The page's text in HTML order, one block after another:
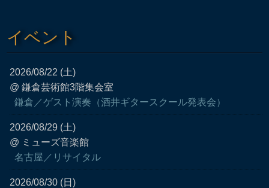
イベント
2026/08/22 (土)
@ 鎌倉芸術館3階集会室
鎌倉／ゲスト演奏（酒井ギタースクール発表会）
2026/08/29 (土)
@ ミューズ音楽館
名古屋／リサイタル
2026/08/30 (日)